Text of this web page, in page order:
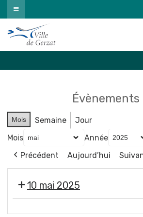
Passer
au
contenu
Mois Semaine
Jour
Mois
Année
Précédent
Aujourd’hui
10 mai 2025